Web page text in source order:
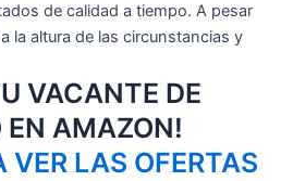
de calidad a tiempo. A pesar
la altura de las circunstancias y
VACANTE DE
EN AMAZON!
VER LAS OFERTAS